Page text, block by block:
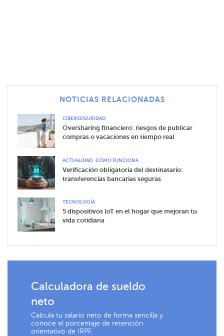
NOTICIAS RELACIONADAS
CIBERSEGURIDAD
Oversharing financiero: riesgos de publicar
compras o vacaciones en tiempo real
ACTUALIDAD CÓMO FUNCIONA
Verificación obligatoria del destinatario:
transferencias bancarias seguras
TECNOLOGÍA
5 dispositivos IoT en el hogar que mejoran tu
vida cotidiana
Calculadora de sueldo
neto
Calcula tu salario neto de forma sencilla y
conoce el porcentaje de retención
orientativo de IRPF.